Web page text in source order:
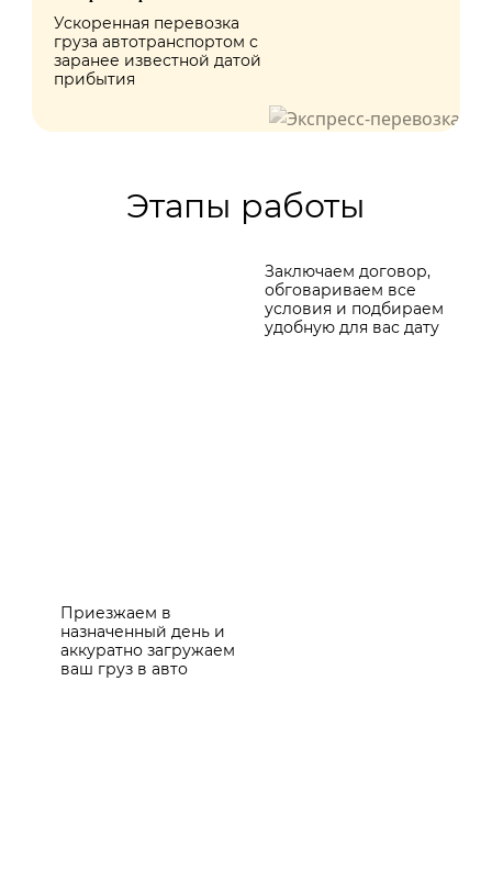
Ускоренная перевозка
груза автотранспортом с
заранее известной датой
прибытия
Этапы работы
Заключаем договор,
обговариваем все
условия и подбираем
удобную для вас дату
Приезжаем в
назначенный день и
аккуратно загружаем
ваш груз в авто